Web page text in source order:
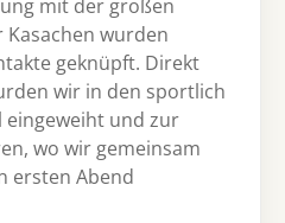
mit der großen
wurden
geknüpft. Direkt
wir in den sportlich
eingeweiht und zur
wo wir gemeinsam
ersten Abend